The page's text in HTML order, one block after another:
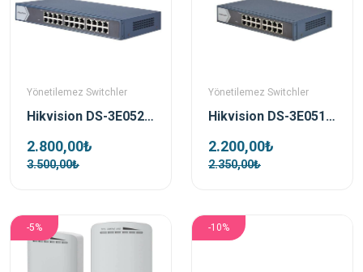
Yönetilemez Switchler
Hikvision DS-3E0524-E(B) 24 Port Yönetilemez Rack Mount Gigabit Switch
2.800,00₺
3.500,00₺
Yönetilemez Switchler
Hikvision DS-3E0516-E(B) 16 Port Yönetilemez Rack Mount Gigabit Switch
2.200,00₺
2.350,00₺
-5% -10%